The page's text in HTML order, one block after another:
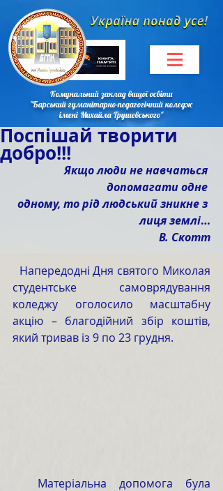
Комунальний заклад вищої освіти
"Барський гуманітарно-педагогічний коледж
імені Михайла Грушевського"
Поспішай творити
добро!!!
Якщо люди не навчаться
допомагати одне
одному, то рід людський зникне з
лиця землі…
В. Скотт
студентське самоврядування
коледжу оголосило масштабну
акцію – благодійний збір коштів,
який тривав із 9 по 23 грудня.